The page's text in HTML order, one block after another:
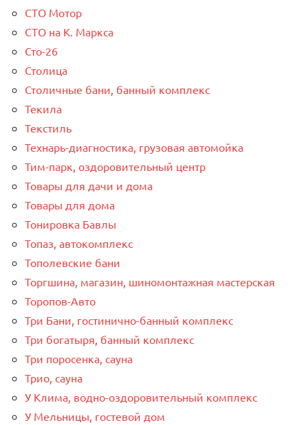
СТО Мотор
СТО на К. Маркса
Сто-26
Столица
Столичные бани, банный комплекс
Текила
Текстиль
Технарь-диагностика, грузовая автомойка
Тим-парк, оздоровительный центр
Товары для дачи и дома
Товары для дома
Тонировка Бавлы
Топаз, автокомплекс
Тополевские бани
Торгшина, магазин, шиномонтажная мастерская
Торопов-Авто
Три Бани, гостинично-банный комплекс
Три богатыря, банный комплекс
Три поросенка, сауна
Трио, сауна
У Клима, водно-оздоровительный комплекс
У Мельницы, гостевой дом